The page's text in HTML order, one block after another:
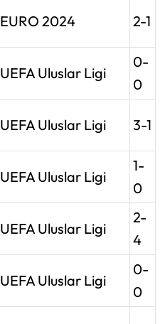
EURO 2024 2-1
UEFA Uluslar Ligi
0-
0
UEFA Uluslar Ligi 3-1
UEFA Uluslar Ligi
1-
0
UEFA Uluslar Ligi
2-
4
UEFA Uluslar Ligi
0-
0